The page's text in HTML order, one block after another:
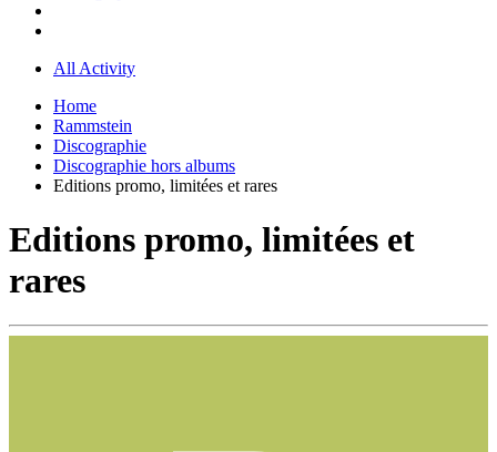
All Activity
Home
Rammstein
Discographie
Discographie hors albums
Editions promo, limitées et rares
Editions promo, limitées et
rares